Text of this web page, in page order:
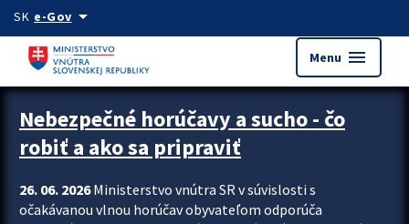
Preskocit na hlavný obsah
SK e-Govarrow_drop_down
Menu menu
Zastavit automatický posun upútavok
Nebezpečné horúčavy a sucho - čo
robiť a ako sa pripraviť
26. 06. 2026Ministerstvo vnútra SR v súvislosti s
očakávanou vlnou horúčav obyvateľom odporúča